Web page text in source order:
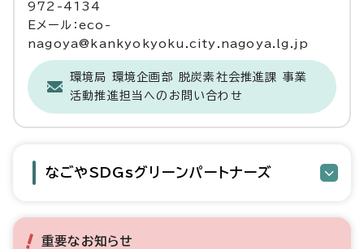
972-4134
Eメール：eco-
nagoya@kankyokyoku.city.nagoya.lg.jp
環境局 環境企画部 脱炭素社会推進課 事業
活動推進担当へのお問い合わせ
なごやSDGsグリーンパートナーズ
重要なお知らせ